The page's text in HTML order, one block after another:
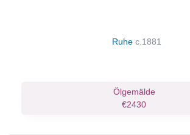
Ruhe c.1881
Ölgemälde
€2430